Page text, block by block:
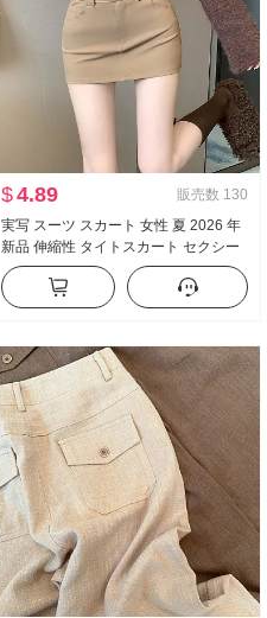
$4.89 販売数 130
実写 スーツ スカート 女性 夏 2026 年
新品 伸縮性 タイトスカート セクシー
セクシースタイル ハイウエスト A字
ミニスカート